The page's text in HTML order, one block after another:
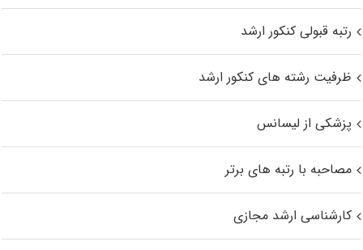
رتبه قبولی کنکور ارشد
ظرفیت رشته های کنکور ارشد
پزشکی از لیسانس
مصاحبه با رتبه های برتر
کارشناسی ارشد مجازی